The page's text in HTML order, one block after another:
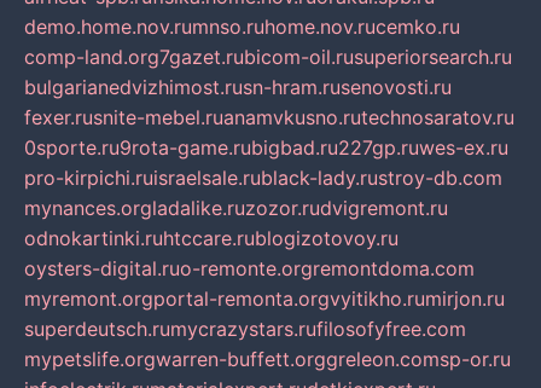
demo.home.nov.rumnso.ruhome.nov.rucemko.ru
comp-land.org7gazet.rubicom-oil.rusuperiorsearch.ru
bulgarianedvizhimost.rusn-hram.rusenovosti.ru
fexer.rusnite-mebel.ruanamvkusno.rutechnosaratov.ru
0sporte.ru9rota-game.rubigbad.ru227gp.ruwes-ex.ru
pro-kirpichi.ruisraelsale.rublack-lady.rustroy-db.com
mynances.orgladalike.ruzozor.rudvigremont.ru
odnokartinki.ruhtccare.rublogizotovoy.ru
oysters-digital.ruo-remonte.orgremontdoma.com
myremont.orgportal-remonta.orgvyitikho.rumirjon.ru
superdeutsch.rumycrazystars.rufilosofyfree.com
mypetslife.orgwarren-buffett.orggreleon.comsp-or.ru